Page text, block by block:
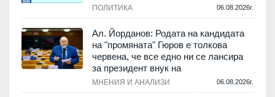
ПОЛИТИКА 06.08.2026г.
Ал. Йорданов: Родата на кандидата
на "промяната" Гюров е толкова
червена, че все едно ни се лансира
за президент внук на
МНЕНИЯ И АНАЛИЗИ 06.08.2026г.